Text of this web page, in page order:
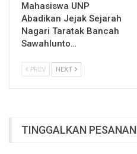
Mahasiswa UNP
Abadikan Jejak Sejarah
Nagari Taratak Bancah
Sawahlunto…
PREV NEXT
TINGGALKAN PESANAN